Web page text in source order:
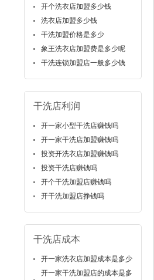
开个洗衣店加盟多少钱
洗衣店加盟多少钱
干洗加盟价格是多少
象王洗衣店加盟费是多少呢
干洗连锁加盟店一般多少钱
干洗店利润
开一家小型干洗店赚钱吗
开一家干洗店加盟赚钱吗
投资开洗衣店加盟赚钱吗
投资干洗店赚钱吗
开个干洗加盟店赚钱吗
开干洗加盟店挣钱吗
干洗店成本
开一家洗衣店加盟成本是多少
开一家干洗加盟店的成本是多